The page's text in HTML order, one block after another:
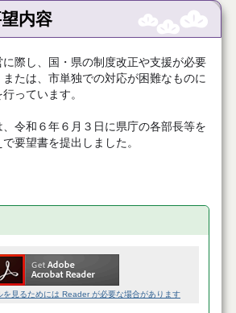
内容
際し、国・県の制度改正や支援が必要
たは、市単独での対応が困難なものに
っています。
令和６年６月３日に県庁の各部長等を
要望書を提出しました。
を見るためには Reader が必要な場合があります